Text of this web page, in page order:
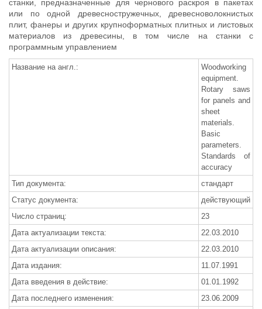
станки, предназначенные для чернового раскроя в пакетах
или по одной древесностружечных, древесноволокнистых
плит, фанеры и других крупноформатных плитных и листовых
материалов из древесины, в том числе на станки с
программным управлением
Название на англ.:
Woodworking
equipment.
Rotary saws
for panels and
sheet
materials.
Basic
parameters.
Standards of
accuracy
Тип документа:
стандарт
Статус документа:
действующий
Число страниц:
23
Дата актуализации текста:
22.03.2010
Дата актуализации описания:
22.03.2010
Дата издания:
11.07.1991
Дата введения в действие:
01.01.1992
Дата последнего изменения:
23.06.2009